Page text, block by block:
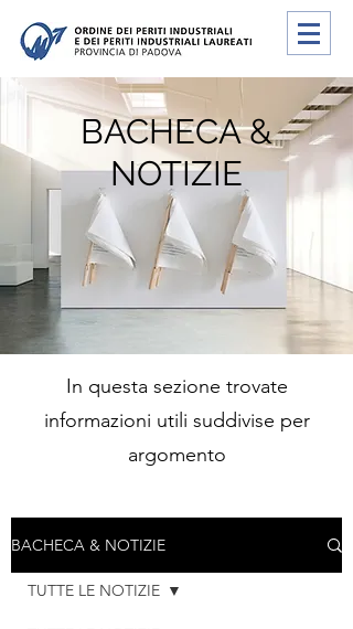
BACHECA &
NOTIZIE
In questa sezione trovate
informazioni utili suddivise per
argomento
BACHECA & NOTIZIE
TUTTE LE NOTIZIE